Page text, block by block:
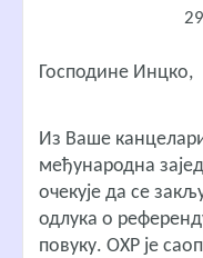
Господине Инцко,
Из Ваше
међународна
очекује да се
одлука о
повуку. ОХР је